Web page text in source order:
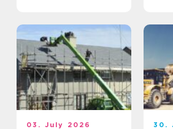
03. July 2026 30.